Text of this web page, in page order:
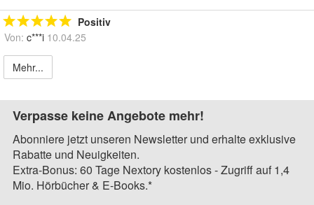
Positiv
Von: c***i 10.04.25
Mehr...
Verpasse keine Angebote mehr!
Abonniere jetzt unseren Newsletter und erhalte exklusive
Rabatte und Neuigkeiten.
Extra-Bonus: 60 Tage Nextory kostenlos - Zugriff auf 1,4
Mio. Hörbücher & E-Books.*